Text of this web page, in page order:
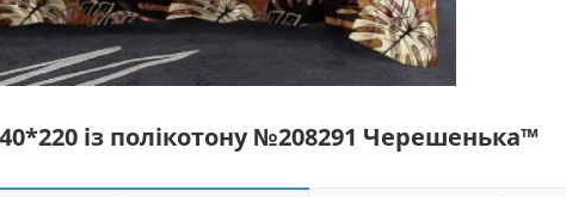
із полікотону №208291 Черешенька™